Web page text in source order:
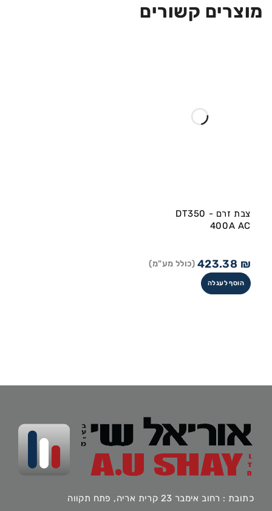
מוצרים קשורים
צבת זרם DT350 -
400A AC
423.38 ₪ (כולל מע"מ)
הוסף לעגלה
כתובת : רחוב אימבר 23 קרית אריה, פתח תקווה